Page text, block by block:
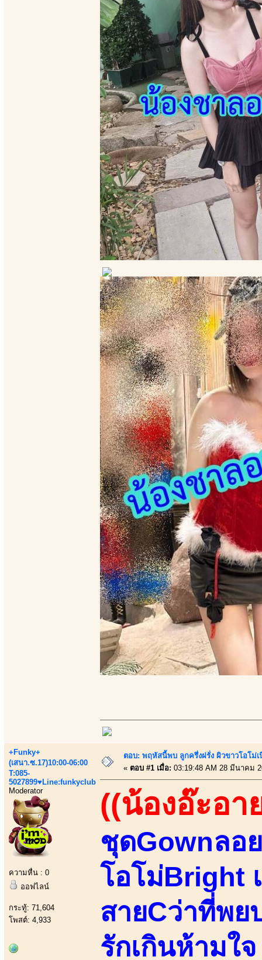
+Funky+
(เสนา.ซ.17)10:00-06:00
T:085-
5027899♥Line:funkyclub
Moderator
ความหื่น : 0
ออฟไลน์
กระทู้: 71,604
โพสต์: 4,933
ตอบ: พฤหัสนี้พบ ลูกครึ่งฝรั่ง ผิวขาวโอโม่
« ตอบ #1 เมื่อ: 03:19:48 AM 28 มีนาคม
((น้องอ๊ะอา
ชุดGownลอ
โอโม่Bright
สายCว่าที่พย
รักเกินห้ามใ